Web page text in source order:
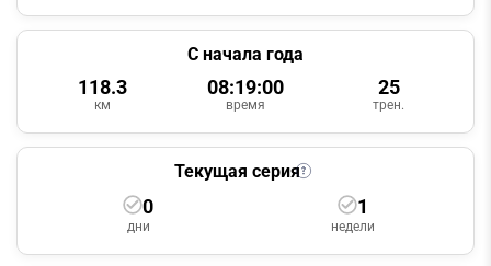
С начала года
118.3
км
08:19:00
время
25
трен.
Текущая серия
0
дни
1
недели